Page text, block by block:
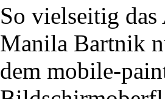
So vielseitig
Manila Bartnik
dem mobile-